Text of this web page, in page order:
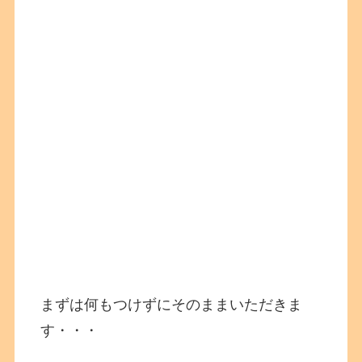
まずは何もつけずにそのままいただきま
す・・・